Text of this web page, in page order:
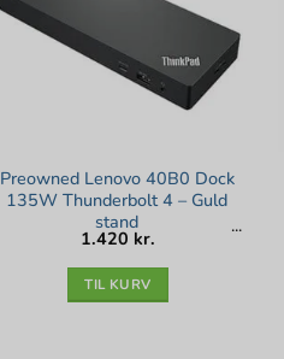
Preowned Lenovo 40B0 Dock
135W Thunderbolt 4 – Guld
stand
1.420 kr.
TIL KURV